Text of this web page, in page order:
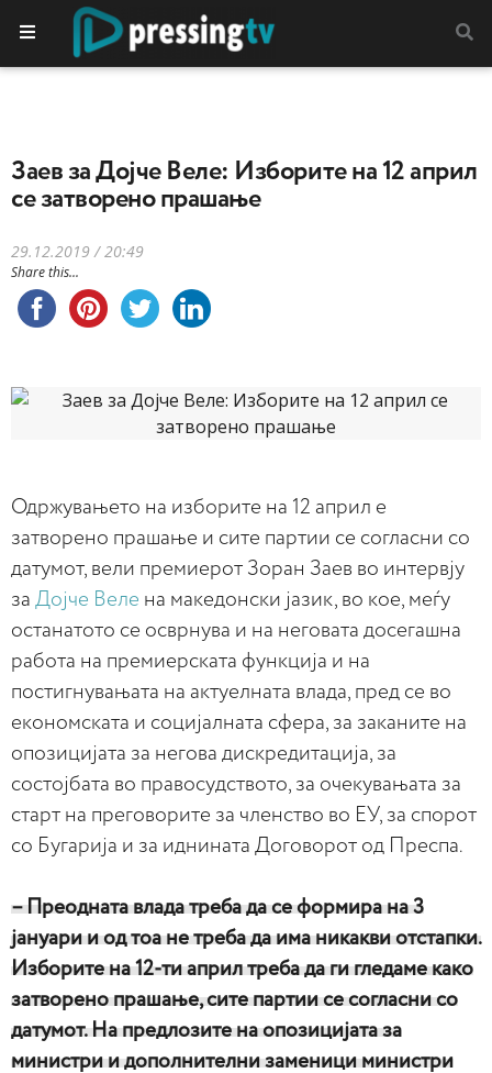
Заев за Дојче Веле: Изборите на 12 април
се затворено прашање
29.12.2019 / 20:49
Share this...
Одржувањето на изборите на 12 април е
затворено прашање и сите партии се согласни со
датумот, вели премиерот Зоран Заев во интервју
за Дојче Веле на македонски јазик, во кое, меѓу
останатото се осврнува и на неговата досегашна
работа на премиерската функција и на
постигнувањата на актуелната влада, пред се во
економската и социјалната сфера, за заканите на
опозицијата за негова дискредитација, за
состојбата во правосудството, за очекувањата за
старт на преговорите за членство во ЕУ, за спорот
со Бугарија и за иднината Договорот од Преспа.
– Преодната влада треба да се формира на 3
јануари и од тоа не треба да има никакви отстапки.
Изборите на 12-ти април треба да ги гледаме како
затворено прашање, сите партии се согласни со
датумот. На предлозите на опозицијата за
министри и дополнителни заменици министри